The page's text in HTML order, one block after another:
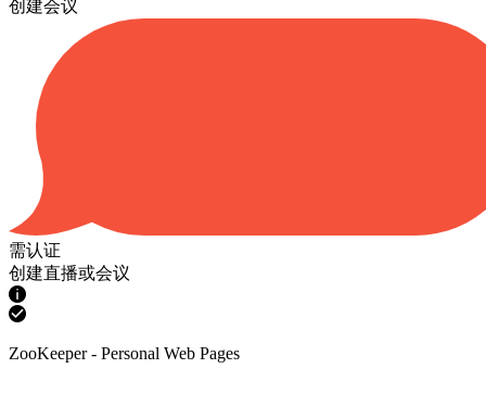
创建会议
需认证
创建直播或会议
ZooKeeper - Personal Web Pages